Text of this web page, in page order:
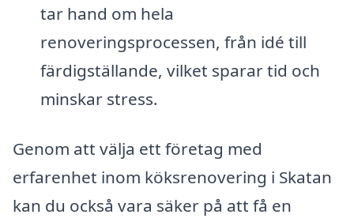
tar hand om hela
renoveringsprocessen, från idé till
färdigställande, vilket sparar tid och
minskar stress.
Genom att välja ett företag med
erfarenhet inom köksrenovering i Skatan
kan du också vara säker på att få en